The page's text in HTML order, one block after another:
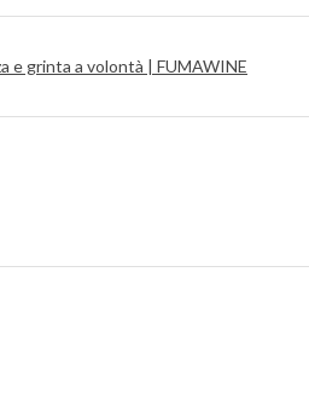
e grinta a volontà | FUMAWINE